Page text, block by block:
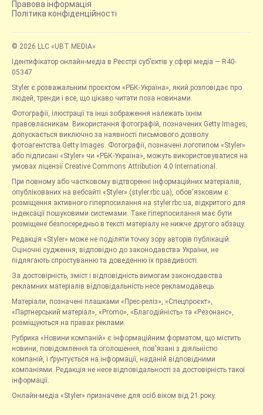
Правова інформація
Політика конфіденційності
© 2026 LLC «UBT MEDIA»
Ідентифікатор онлайн-медіа в Реєстрі суб’єктів у сфері медіа — R40-
05347
Styler є розважальним проєктом «РБК-Україна», який розповідає про
людей, тренди і все, що цікаво читати поза новинами.
Фотографії, ілюстрації та інші зображення належать їхнім
правовласникам. Використання фотографій, позначених Getty Images,
допускається виключно за наявності письмового дозволу
фотоагентства Getty Images. Фотографії, позначені логотипом «Styler»
або підписані «Styler» чи «РБК-Україна», можуть використовуватися на
умовах ліцензії Creative Commons Attribution 4.0 International.
При повному або частковому відтворенні інформаційних матеріалів,
опублікованих на вебсайті «Styler» (styler.rbc.ua), обов'язковим є
розміщення активного гіперпосилання на styler.rbc.ua, відкритого для
індексації пошуковими системами. Таке гіперпосилання має бути
розміщене безпосередньо в тексті матеріалу не нижче другого абзацу.
Редакція «Styler» може не поділяти точку зору авторів публікацій.
Оціночні судження, відповідно до законодавства України, не
підлягають спростуванню та доведенню їх правдивості.
За достовірність, зміст і відповідність вимогам законодавства
рекламних матеріалів відповідальність несе рекламодавець.
Матеріали, позначені плашками «Прес-реліз», «Спецпроєкт»,
«Партнерський матеріал», «Promo», «Благодійність» та «Резонанс»,
розміщуються на правах реклами.
Рубрика «Новини компаній» є інформаційним форматом, що містить
новини, повідомлення та оголошення, пов'язані з діяльністю
компаній, і ґрунтується на інформації, наданій відповідними
компаніями. Редакція не несе відповідальності за достовірність такої
інформації.
Онлайн-медіа «Styler» призначене для осіб віком від 21 року.